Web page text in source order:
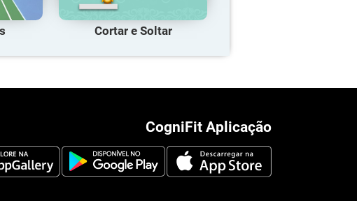
Cortar e Soltar
CogniFit Aplicação